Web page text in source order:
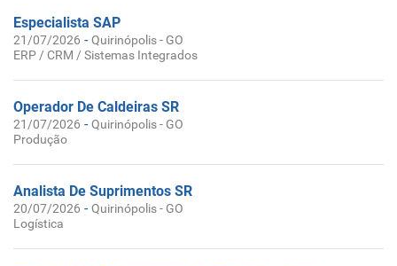
Especialista SAP
21/07/2026 -Quirinópolis - GO
ERP / CRM / Sistemas Integrados
Operador De Caldeiras SR
21/07/2026 -Quirinópolis - GO
Produção
Analista De Suprimentos SR
20/07/2026 -Quirinópolis - GO
Logística